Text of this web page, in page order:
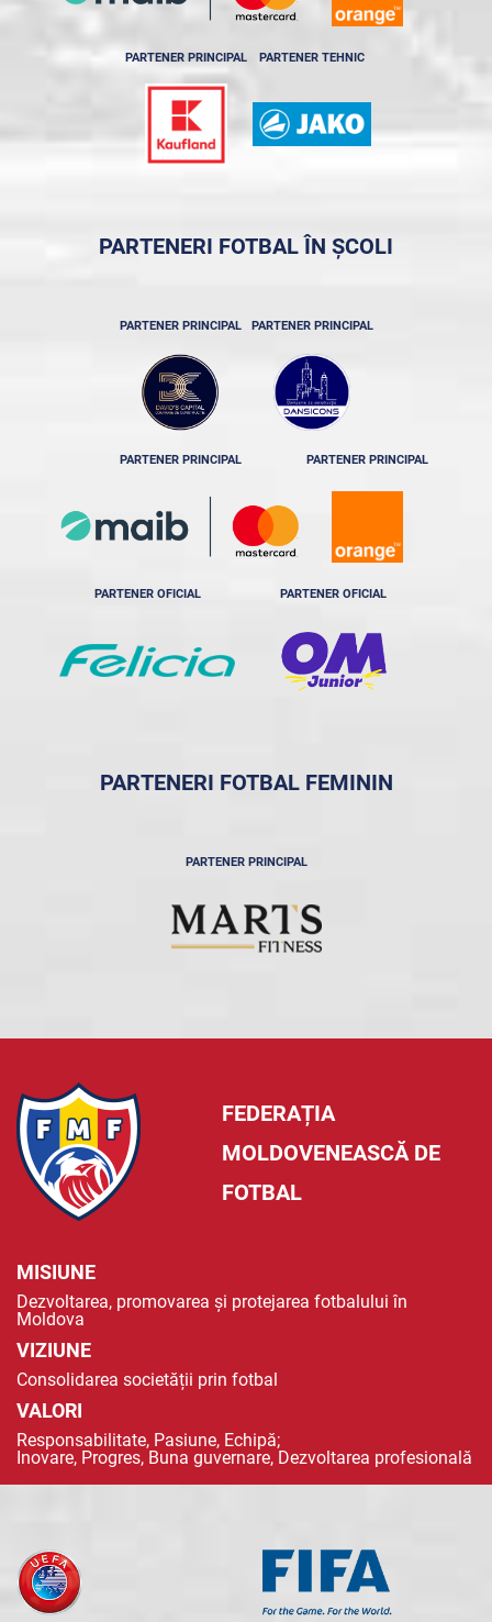
PARTENER PRINCIPAL PARTENER TEHNIC
PARTENERI FOTBAL ÎN ȘCOLI
PARTENER PRINCIPAL PARTENER PRINCIPAL
PARTENER PRINCIPAL PARTENER PRINCIPAL
PARTENER OFICIAL PARTENER OFICIAL
PARTENERI FOTBAL FEMININ
PARTENER PRINCIPAL
FEDERAȚIA
MOLDOVENEASCĂ DE
FOTBAL
MISIUNE
Dezvoltarea, promovarea și protejarea fotbalului în
Moldova
VIZIUNE
Consolidarea societății prin fotbal
VALORI
Responsabilitate, Pasiune, Echipă;
Inovare, Progres, Buna guvernare, Dezvoltarea profesională